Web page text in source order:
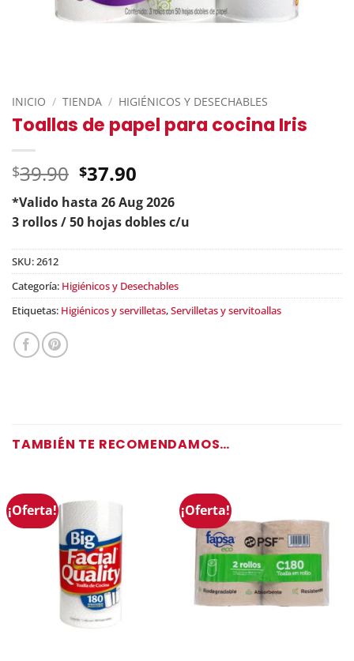
INICIO / TIENDA / HIGIÉNICOS Y DESECHABLES
Toallas de papel para cocina Iris
$39.90 Original
price
was:
$39.90.
$37.90
*Valido hasta 26 Aug 2026
Current
is:
$37.90.
3 rollos / 50 hojas dobles c/u
SKU: 2612
Categoría: Higiénicos y Desechables
Etiquetas: Higiénicos y servilletas,Servilletas y servitoallas
TAMBIÉN TE RECOMENDAMOS…
¡Oferta! ¡Oferta!